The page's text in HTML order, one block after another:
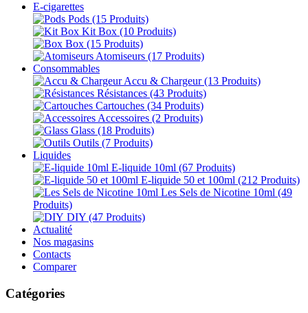
E-cigarettes
Pods (15 Produits)
Kit Box (10 Produits)
Box (15 Produits)
Atomiseurs (17 Produits)
Consommables
Accu & Chargeur(13 Produits)
Résistances (43 Produits)
Cartouches (34 Produits)
Accessoires (2 Produits)
Glass (18 Produits)
Outils (7 Produits)
Liquides
E-liquide 10ml (67 Produits)
E-liquide 50 et 100ml (212 Produits)
Les Sels de Nicotine 10ml (49
Produits)
DIY (47 Produits)
Actualité
Nos magasins
Contacts
Comparer
Catégories